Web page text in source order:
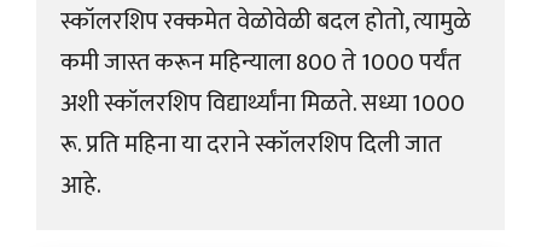
स्कॉलरशिप रक्कमेत वेळोवेळी बदल होतो, त्यामुळे
कमी जास्त करून महिन्याला 800 ते 1000 पर्यंत
अशी स्कॉलरशिप विद्यार्थ्यांना मिळते. सध्या 1000
रू. प्रति महिना या दराने स्कॉलरशिप दिली जात
आहे.